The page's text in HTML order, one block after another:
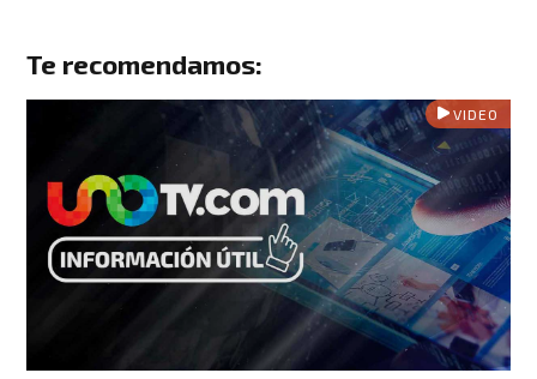
Te recomendamos:
VIDEO